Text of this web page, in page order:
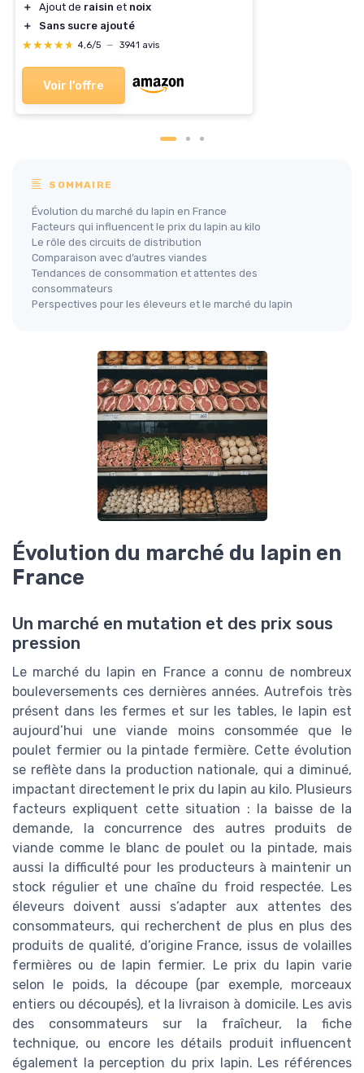
＋
Ajout de raisin et noix
＋
Sans sucre ajouté
★★★★★
★★★★★ 4,6/5 — 3941 avis
Voir l'offre
SOMMAIRE
Évolution du marché du lapin en France
Facteurs qui influencent le prix du lapin au kilo
Le rôle des circuits de distribution
Comparaison avec d’autres viandes
Tendances de consommation et attentes des
consommateurs
Perspectives pour les éleveurs et le marché du lapin
Évolution du marché du lapin en
France
Un marché en mutation et des prix sous
pression
Le marché du lapin en France a connu de nombreux
bouleversements ces dernières années. Autrefois très
présent dans les fermes et sur les tables, le lapin est
aujourd’hui une viande moins consommée que le
poulet fermier ou la pintade fermière. Cette évolution
se reflète dans la production nationale, qui a diminué,
impactant directement le prix du lapin au kilo. Plusieurs
facteurs expliquent cette situation : la baisse de la
demande, la concurrence des autres produits de
viande comme le blanc de poulet ou la pintade, mais
aussi la difficulté pour les producteurs à maintenir un
stock régulier et une chaîne du froid respectée. Les
éleveurs doivent aussi s’adapter aux attentes des
consommateurs, qui recherchent de plus en plus des
produits de qualité, d’origine France, issus de volailles
fermières ou de lapin fermier. Le prix du lapin varie
selon le poids, la découpe (par exemple, morceaux
entiers ou découpés), et la livraison à domicile. Les avis
des consommateurs sur la fraîcheur, la fiche
technique, ou encore les détails produit influencent
également la perception du prix lapin. Les références